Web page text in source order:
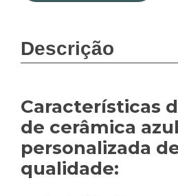
Descrição
Características
de cerâmica azul
personalizada
qualidade: